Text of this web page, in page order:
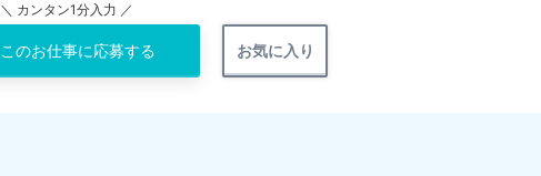
＼ カンタン1分入力 ／
このお仕事に応募する お気に入り